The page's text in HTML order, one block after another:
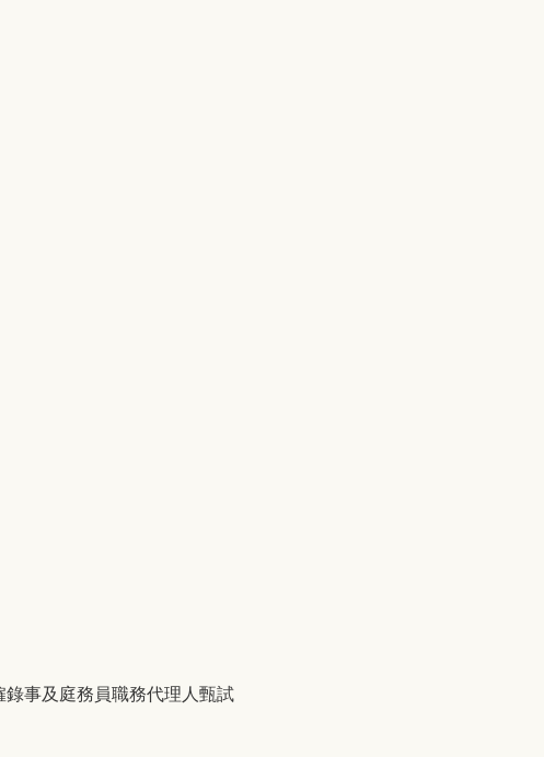
錄事及庭務員職務代理人甄試